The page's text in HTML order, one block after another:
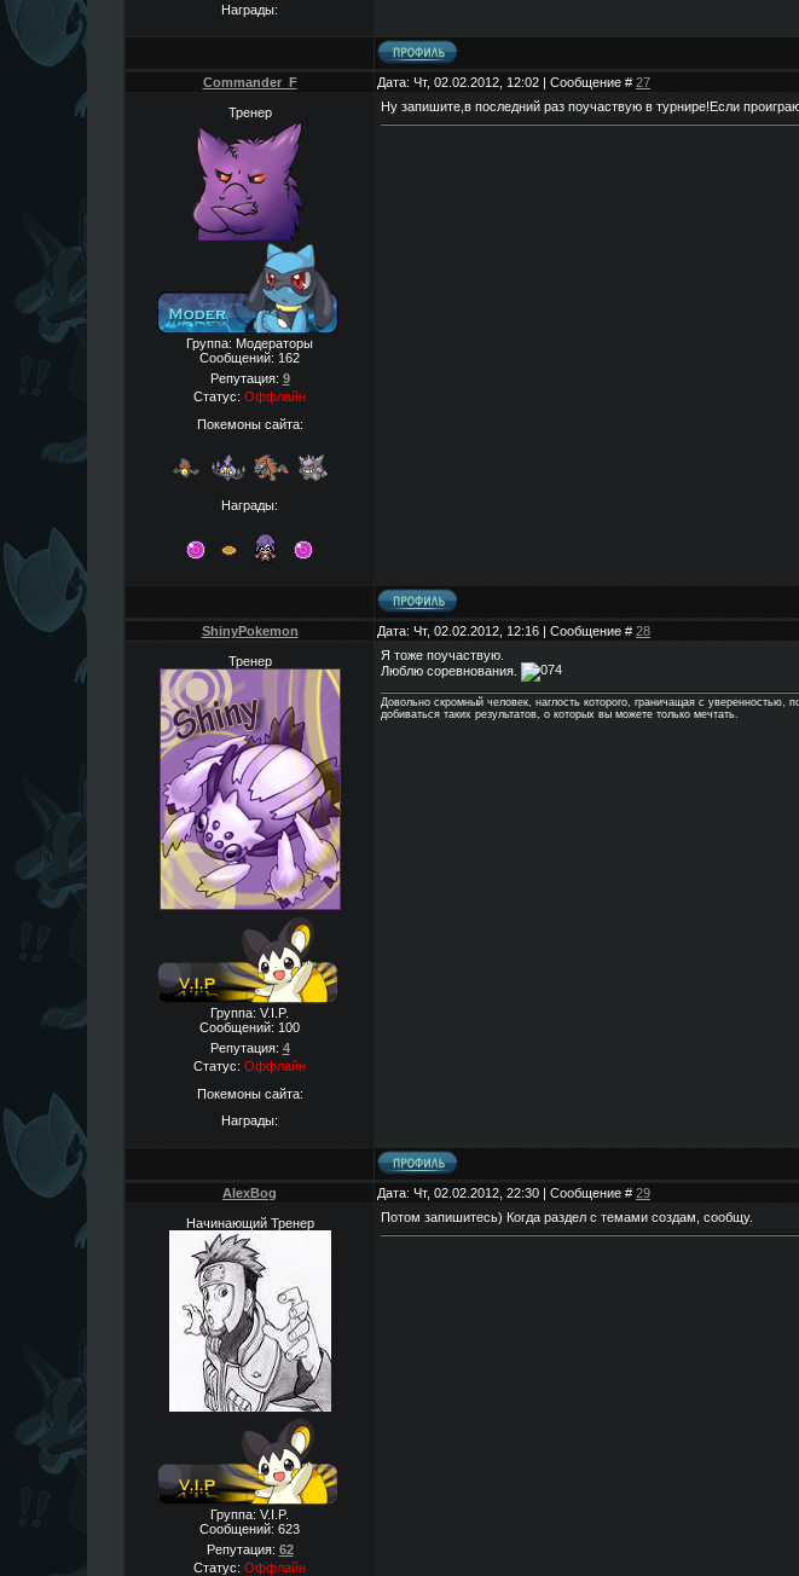
Награды:
Commander_F Дата: Чт, 02.02.2012, 12:02 | Сообщение # 27
Тренер
Группа: Модераторы
Сообщений: 162
Репутация: 9
Статус: Оффлайн
Покемоны сайта:
Награды:
Ну запишите,в последний раз поучаствую в турнире!Если
ShinyPokemon Дата: Чт, 02.02.2012, 12:16 | Сообщение # 28
Тренер
Группа: V.I.P.
Сообщений: 100
Репутация: 4
Статус: Оффлайн
Покемоны сайта:
Награды:
Я тоже поучаствую.
Люблю соревнования.
Довольно скромный человек, наглость которого, граничащая с уверенностью,
добиваться таких результатов, о которых вы можете только мечтать.
AlexBog Дата: Чт, 02.02.2012, 22:30 | Сообщение # 29
Начинающий Тренер
Группа: V.I.P.
Сообщений: 623
Репутация: 62
Статус: Оффлайн
Потом запишитесь) Когда раздел с темами создам, сообщу.